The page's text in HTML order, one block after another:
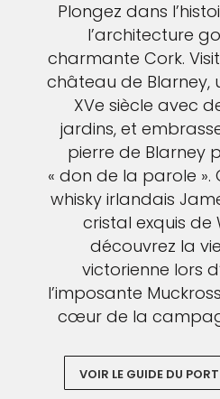
Plongez dans
l’architecture
charmante Cork.
château de Blarney,
XVe siècle avec
jardins, et
pierre de Blarney
« don de la parole ».
whisky irlandais
cristal exquis
découvrez la
victorienne lors
l’imposante
cœur de la
VOIR LE GUIDE DU